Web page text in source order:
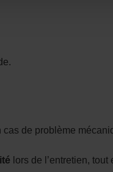
cas de problème
lors de l’entretien,